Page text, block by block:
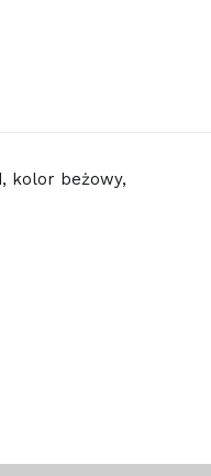
kolor beżowy,